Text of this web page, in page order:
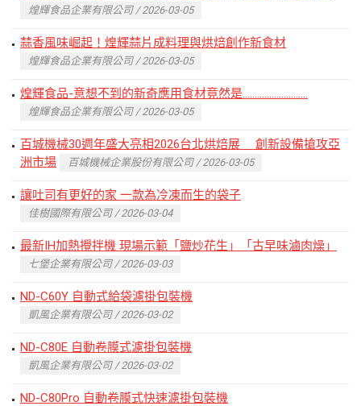
煌輝食品企業有限公司 / 2026-03-05
蒜香風味崛起！煌輝蒜片成料理與烘焙創作新食材
煌輝食品企業有限公司 / 2026-03-05
煌輝食品-意想不到的新奇應用食材竟然是...........................
煌輝食品企業有限公司 / 2026-03-05
百城機械30週年盛大亮相2026台北烘焙展 創新設備搶攻亞
洲市場
百城機械企業股份有限公司 / 2026-03-05
讓吐司有更好的家 一款為冷凍而生的袋子
佳樹國際有限公司 / 2026-03-04
最新IH加熱攪拌機 現場示範「鹽炒花生」「古早味滷肉燥」
七堡企業有限公司 / 2026-03-03
ND-C60Y 自動式給袋濾掛包裝機
凱風企業有限公司 / 2026-03-02
ND-C80E 自動卷膜式濾掛包裝機
凱風企業有限公司 / 2026-03-02
ND-C80Pro 自動卷膜式快速濾掛包裝機